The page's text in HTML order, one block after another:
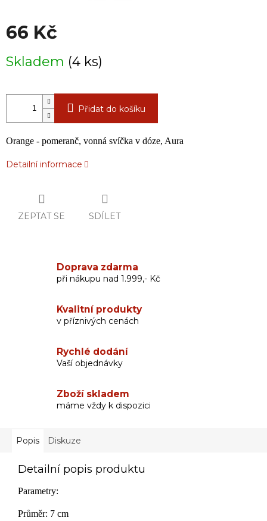
66 Kč
cena:
Skladem (4 ks)
Přidat do košíku
Orange - pomeranč, vonná svíčka v dóze, Aura
Detailní informace
ZEPTAT SE SDÍLET
Doprava zdarma
při nákupu nad 1.999,- Kč
Kvalitní produkty
v příznivých cenách
Rychlé dodání
Vaší objednávky
Zboží skladem
máme vždy k dispozici
Popis Diskuze
Detailní popis produktu
Parametry:
Průměr: 7 cm